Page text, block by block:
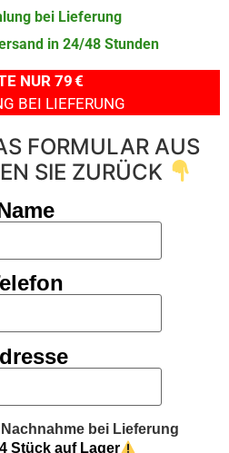
bei Lieferung
in 24/48 Stunden
NUR 79 €
BEI LIEFERUNG
FORMULAR AUS
SIE ZURÜCK
bei Lieferung
Stück auf Lager